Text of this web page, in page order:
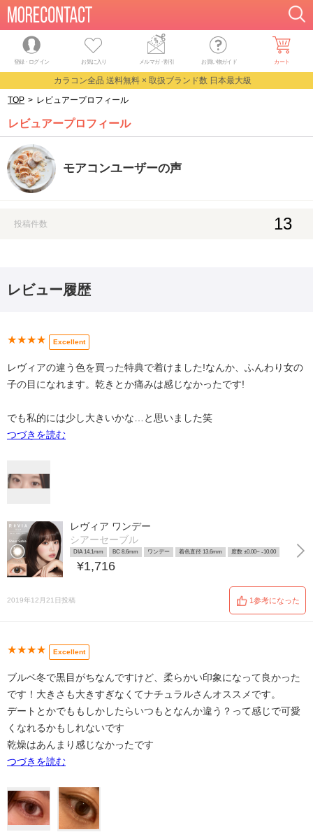
登録・ログイン お気に入り メルマガ・割引 お買い物ガイド カート
カラコン全品 送料無料 × 取扱ブランド数 日本最大級
TOP > レビュアープロフィール
レビュアープロフィール
モアコンユーザーの声
投稿件数 13
レビュー履歴
★★★★ Excellent
レヴィアの違う色を買った特典で着けました!なんか、ふんわり女の
子の目になれます。乾きとか痛みは感じなかったです!
でも私的には少し大きいかな…と思いました笑
つづきを読む
レヴィア ワンデー
シアーセーブル
DIA 14.1mm BC 8.6mm ワンデー 着色直径 13.6mm 度数 ±0.00~ -10.00
¥1,716
2019年12月21日投稿 1参考になった
★★★★ Excellent
ブルベ冬で黒目がちなんですけど、柔らかい印象になって良かった
です！大きさも大きすぎなくてナチュラルさんオススメです。
デートとかでももしかしたらいつもとなんか違う？って感じで可愛
くなれるかもしれないです
乾燥はあんまり感じなかったです
つづきを読む